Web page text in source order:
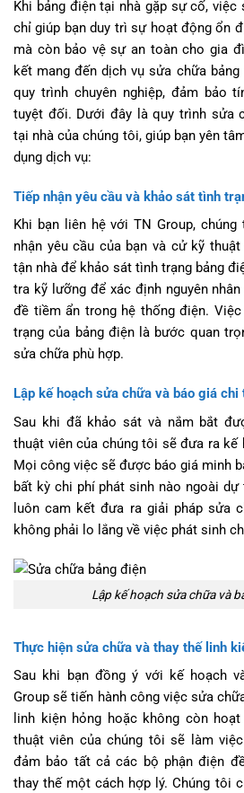
Khi bảng điện tại nhà gặp sự cố,
chỉ giúp bạn duy trì sự hoạt động ổn
mà còn bảo vệ sự an toàn cho gia
kết mang đến dịch vụ sửa chữa
quy trình chuyên nghiệp, đảm bảo
tuyệt đối. Dưới đây là quy trình sửa
tại nhà của chúng tôi, giúp bạn yên
dụng dịch vụ:
Tiếp nhận yêu cầu và khảo sát tình
Khi bạn liên hệ với TN Group,
nhận yêu cầu của bạn và cử kỹ
tận nhà để khảo sát tình trạng bảng
tra kỹ lưỡng để xác định nguyên
đề tiềm ẩn trong hệ thống điện.
trạng của bảng điện là bước quan
sửa chữa phù hợp.
Lập kế hoạch sửa chữa và báo giá chi
Sau khi đã khảo sát và nắm bắt
thuật viên của chúng tôi sẽ đưa ra
Mọi công việc sẽ được báo giá minh
bất kỳ chi phí phát sinh nào ngoài dự
luôn cam kết đưa ra giải pháp sửa
không phải lo lắng về việc phát sinh
Lập kế hoạch sửa chữa và
Thực hiện sửa chữa và thay thế linh
Sau khi bạn đồng ý với kế hoạch
Group sẽ tiến hành công việc sửa
linh kiện hỏng hoặc không còn
thuật viên của chúng tôi sẽ làm
đảm bảo tất cả các bộ phận điện
thay thế một cách hợp lý. Chúng tôi